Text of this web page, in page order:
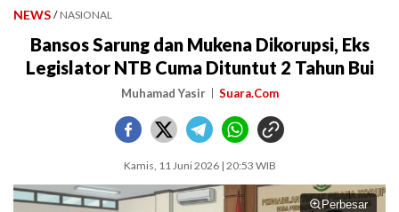
NEWS / NASIONAL
Bansos Sarung dan Mukena Dikorupsi, Eks
Legislator NTB Cuma Dituntut 2 Tahun Bui
Muhamad Yasir Suara.Com
Kamis, 11 Juni 2026 | 20:53 WIB
Perbesar